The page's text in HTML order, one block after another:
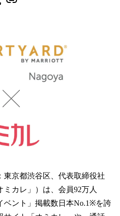
東京都渋谷区、代表取締役社
カレ」）は、会員92万人
ベント」掲載数日本No.1※を誇